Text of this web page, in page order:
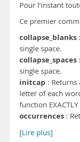
Pour l’instant
Ce premier
collapse_blanks
single space.
collapse_spaces
single space.
initcap :
letter of each
function
occurrences :
[Lire plus]